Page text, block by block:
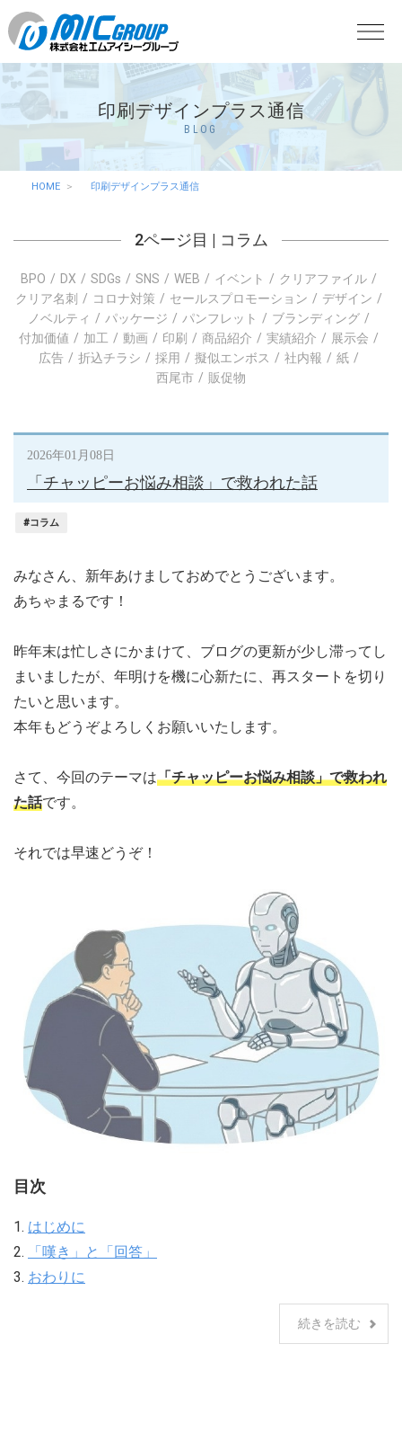
印刷デザインプラス通信
BLOG
HOME 印刷デザインプラス通信
2ページ目 | コラム
BPO DX SDGs SNS WEB イベント
クリアファイル
クリア名刺
コロナ対策 セールスプロモーション
デザイン
ノベルティ
パッケージ パンフレット
ブランディング
付加価値
加工 動画 印刷 商品紹介 実績紹介
展示会
広告
折込チラシ 採用 擬似エンボス 社内報
紙
西尾市
販促物
2026年01月08日
「チャッピーお悩み相談」で救われた話
#コラム
みなさん、新年あけましておめでとうございます。
あちゃまるです！
昨年末は忙しさにかまけて、ブログの更新が少し滞ってし
まいましたが、年明けを機に心新たに、再スタートを切り
たいと思います。
本年もどうぞよろしくお願いいたします。
さて、今回のテーマは「チャッピーお悩み相談」で救われ
た話です。
それでは早速どうぞ！
目次
1. はじめに
2.
「嘆き」と「回答」
3. おわりに
続きを読む